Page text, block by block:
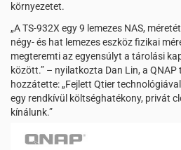
környezetet.
„A TS-932X egy 9 lemezes NAS,
négy- és hat lemezes eszköz fizikai
megteremti az egyensúlyt a tárolási
között.” – nyilatkozta Dan Lin, a
hozzátette: „Fejlett Qtier
egy rendkívül költséghatékony, privát
kínálunk.”